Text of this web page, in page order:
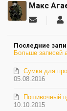
Макс
автора
Последние
Больше записей
05.08.2016
Сумка для
10.10.2015
Пошивочный